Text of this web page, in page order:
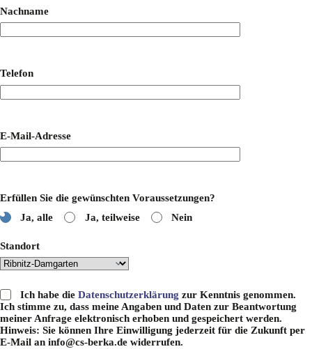
Nachname
Telefon
E-Mail-Adresse
Erfüllen Sie die gewünschten Voraussetzungen?
Ja, alle
Ja, teilweise Nein
Standort
Ich habe dieDatenschutzerklärung zur Kenntnis genommen.
Ich stimme zu, dass meine Angaben und Daten zur Beantwortung
meiner Anfrage elektronisch erhoben und gespeichert werden.
Hinweis: Sie können Ihre Einwilligung jederzeit für die Zukunft per
E-Mail an info@cs-berka.de widerrufen.